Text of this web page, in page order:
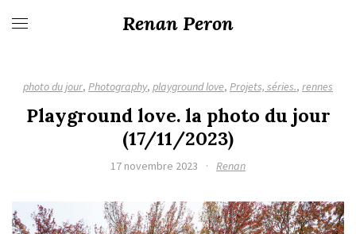
Renan Peron
photo du jour, Photography, playground love, Projets, séries., rennes
Playground love. la photo du jour
(17/11/2023)
17 novembre 2023 · Renan